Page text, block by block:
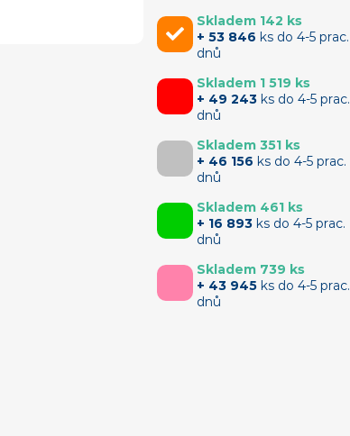
Skladem 142 ks
+ 53 846 ks do 4-5 prac.
dnů
Skladem 1 519 ks
+ 49 243 ks do 4-5 prac.
dnů
Skladem 351 ks
+ 46 156 ks do 4-5 prac.
dnů
Skladem 461 ks
+ 16 893 ks do 4-5 prac.
dnů
Skladem 739 ks
+ 43 945 ks do 4-5 prac.
dnů